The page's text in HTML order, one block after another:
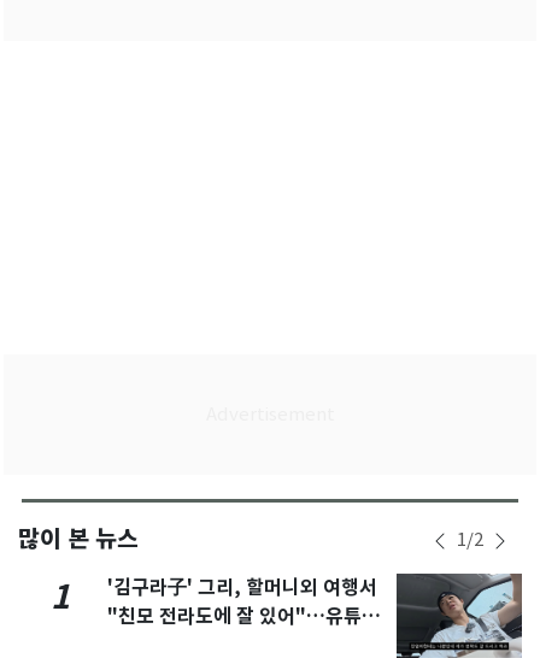
많이 본 뉴스 1/2
1
'김구라子' 그리, 할머니외 여행서
"친모 전라도에 잘 있어"…유튜브